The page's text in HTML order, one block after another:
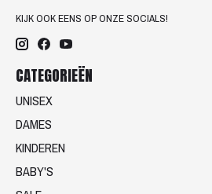
KIJK OOK EENS OP ONZE SOCIALS!
CATEGORIEËN
UNISEX
DAMES
KINDEREN
BABY'S